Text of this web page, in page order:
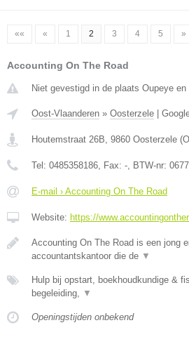
«« « 1 2 3 4 5 »
Accounting On The Road
Niet gevestigd in de plaats Oupeye
Oost-Vlaanderen » Oosterzele
Houtemstraat 26B, 9860 Oosterzele (
Tel: 0485358186, Fax: -, BTW-nr:
E-mail › Accounting On The Road
Website: https://
Accounting On The Road is een jong
accountantskantoor die de ▼
Hulp bij opstart, boekhoudkundige &
begeleiding, ▼
Openingstijden onbekend